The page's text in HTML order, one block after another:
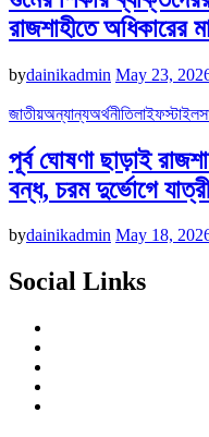
রাজশাহীতে অধিকারের
bydainikadmin May 23,
জাতীয়অন্যান্যঅর্থনীতিলাইফস্টাইল
পূর্ব ঘোষণা ছাড়াই
বন্ধ, চরম দুর্ভোগে
bydainikadmin May 18,
Social Links